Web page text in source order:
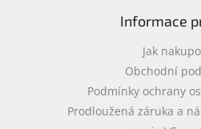
Informace
Jak
Obchodní
Podmínky ochrany
Prodloužená záruka a